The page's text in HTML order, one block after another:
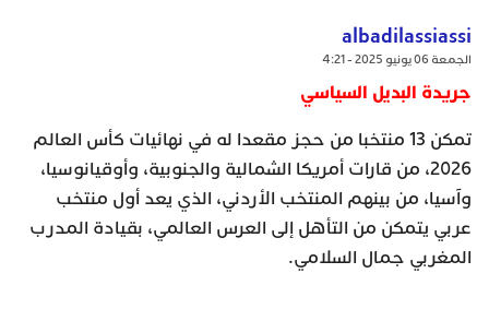
albadilassiassi
الجمعة 06 يونيو 2025 - 4:21
جريدة البديل السياسي
تمكن 13 منتخبا من حجز مقعدا له في نهائيات كأس العالم
2026، من قارات أمريكا الشمالية والجنوبية، وأوقيانوسيا،
وآسيا، من بينهم المنتخب الأردني، الذي يعد أول منتخب
عربي يتمكن من التأهل إلى العرس العالمي، بقيادة المدرب
المغربي جمال السلامي.